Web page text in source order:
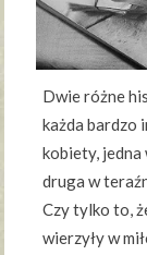
Dwie różne
każda bardzo
kobiety, jedna
druga w
Czy tylko to,
wierzyły w